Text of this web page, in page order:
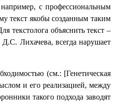
с профессиональным
текст якобы созданным таким
текстолога объяснить текст –
Лихачева, всегда нарушает
(см.: [Генетическая
и его реализацией, между
такого подхода заводят